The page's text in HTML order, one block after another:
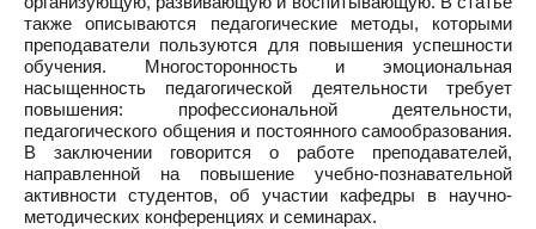
также описываются педагогические методы, которыми
преподаватели пользуются для повышения успешности
обучения. Многосторонность и эмоциональная
насыщенность педагогической деятельности требует
повышения: профессиональной деятельности,
педагогического общения и постоянного самообразования.
В заключении говорится о работе преподавателей,
направленной на повышение учебно-познавательной
активности студентов, об участии кафедры в научно-
методических конференциях и семинарах.